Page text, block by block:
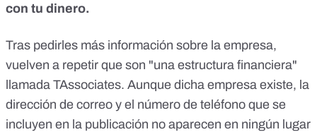
con tu dinero.
Tras pedirles más información sobre la empresa,
vuelven a repetir que son "una estructura financiera"
llamada TAssociates. Aunque dicha empresa existe, la
dirección de correo y el número de teléfono que se
incluyen en la publicación no aparecen en ningún lugar